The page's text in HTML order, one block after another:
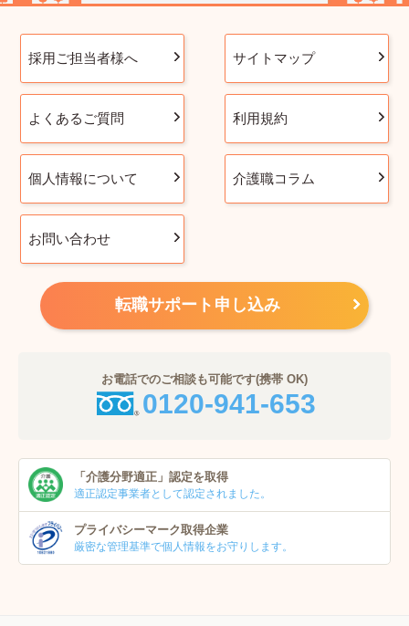
採用ご担当者様へ サイトマップ
よくあるご質問 利用規約
個人情報について 介護職コラム
お問い合わせ
転職サポート申し込み
お電話でのご相談も可能です(携帯 OK)
0120-941-653
「介護分野適正」 認定を取得
適正認定事業者として認定されました。
プライバシーマーク取得企業
厳密な管理基準で個人情報をお守りします。